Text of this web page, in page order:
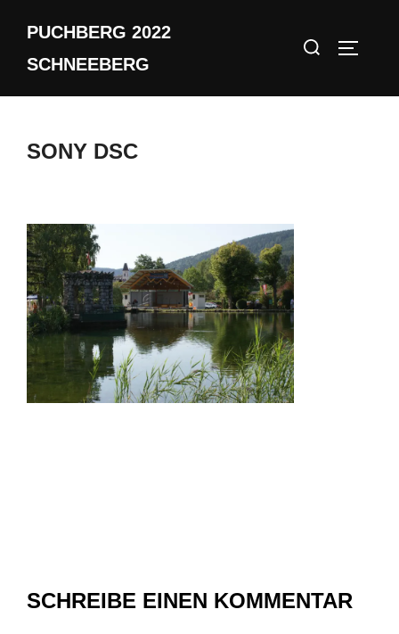
Inhalt
springen
PUCHBERG 2022
SCHNEEBERG
Suchen
SONY DSC
SCHREIBE EINEN KOMMENTAR